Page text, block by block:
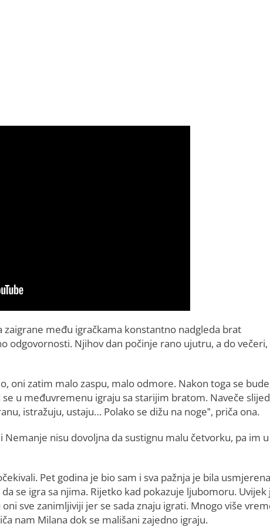
među igračkama konstantno nadgleda brat
odgovornosti. Njihov dan počinje rano ujutru, a do večeri,
oni zatim malo zaspu, malo odmore. Nakon toga se
u međuvremenu igraju sa starijim bratom. Naveče
istražuju, ustaju… Polako se dižu na noge”, priča ona.
nisu dovoljna da sustignu malu četvorku, pa im u
Pet godina je bio sam i sva pažnja je bila usmjerena
se igra sa njima. Rijetko kad pokazuje ljubomoru. Uvijek
sve zanimljiviji jer se sada znaju igrati. Mnogo više
nam Milana dok se mališani zajedno igraju.